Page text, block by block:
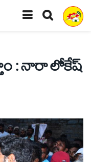
: నారా లోకేష్